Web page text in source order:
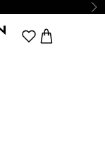
Cart